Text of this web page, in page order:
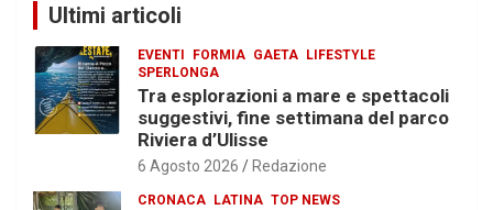
Ultimi articoli
EVENTI FORMIA GAETA LIFESTYLE
SPERLONGA
Tra esplorazioni a mare e spettacoli
suggestivi, fine settimana del parco
Riviera d’Ulisse
6 Agosto 2026 Redazione
CRONACA LATINA TOP NEWS